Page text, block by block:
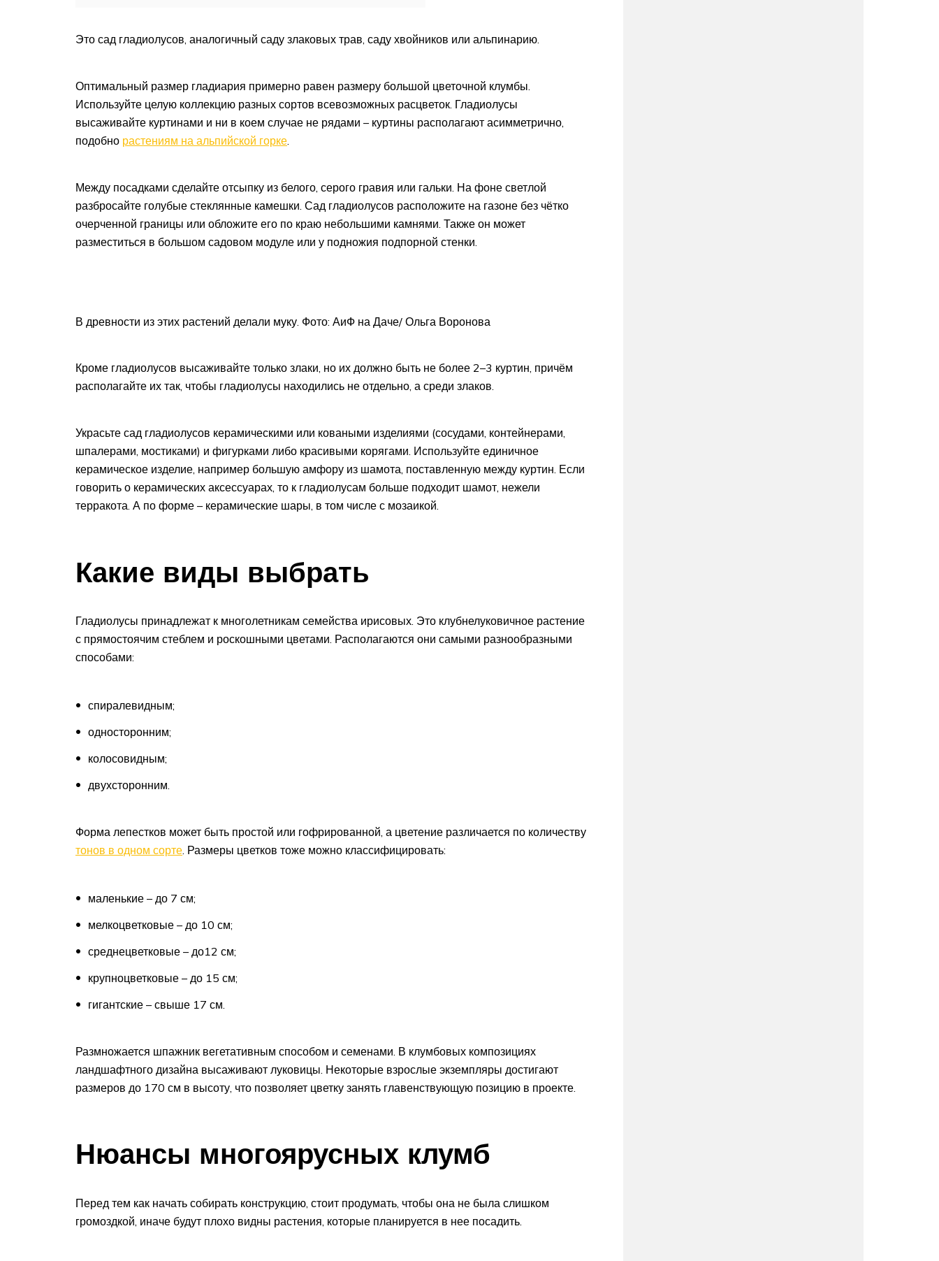
Это сад гладиолусов, аналогичный саду злаковых трав, саду хвойников или альпинарию.
Оптимальный размер гладиария примерно равен размеру большой цветочной клумбы.
Используйте целую коллекцию разных сортов всевозможных расцветок. Гладиолусы
высаживайте куртинами и ни в коем случае не рядами – куртины располагают асимметрично,
подобно растениям на альпийской горке
Между посадками сделайте ­отсыпку из белого, серого гравия или гальки. На фоне светлой
разбросайте голубые стеклянные камешки. Сад гладиолусов расположите на газоне без чётко
очерченной границы или обложите его по краю небольшими камнями. Также он может
разместиться в большом садовом модуле или у подножия подпорной стенки.
В древности из этих растений делали муку. Фото: АиФ на Даче/ Ольга Воронова
Кроме гладиолусов высаживайте только злаки, но их должно быть не более 2–3 куртин, причём
располагайте их так, чтобы гладиолусы находились не отдель­но, а среди злаков.
Украсьте сад гладиолусов керамическими или коваными изделиями (сосудами, контейнерами,
шпалерами, мостиками) и фигурками либо красивыми корягами. Используйте единичное
керамическое изделие, например большую амфору из шамота, поставленную между куртин. Если
говорить о керамических аксессуарах, то к гладиолусам больше подходит шамот, нежели
терракота. А по форме – керамические шары, в том числе с мозаикой.
Какие виды выбрать
Гладиолусы принадлежат к многолетникам семейства ирисовых. Это клубнелуковичное растение
с прямостоячим стеблем и роскошными цветами. Располагаются они самыми разнообразными
способами:
спиралевидным;
односторонним;
колосовидным;
двухсторонним.
Форма лепестков может быть простой или гофрированной, а цветение различается по количеству
тонов в одном сорте . Размеры цветков тоже можно классифицировать:
маленькие – до 7 см;
мелкоцветковые – до 10 см;
среднецветковые – до12 см;
крупноцветковые – до 15 см;
гигантские – свыше 17 см.
Размножается шпажник вегетативным способом и семенами. В клумбовых композициях
ландшафтного дизайна высаживают луковицы. Некоторые взрослые экземпляры достигают
размеров до 170 см в высоту, что позволяет цветку занять главенствующую позицию в проекте.
Нюансы многоярусных клумб
Перед тем как начать собирать конструкцию, стоит продумать, чтобы она не была слишком
громоздкой, иначе будут плохо видны растения, которые планируется в нее посадить.